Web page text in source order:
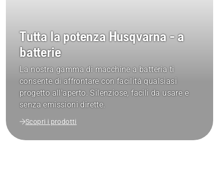
Tutta la potenza Husqvarna - a
batterie
La nostra gamma di macchine a batteria ti
consente di affrontare con facilità qualsiasi
progetto all'aperto. Silenziose, facili da usare e
senza emissioni dirette.
Scopri i prodotti